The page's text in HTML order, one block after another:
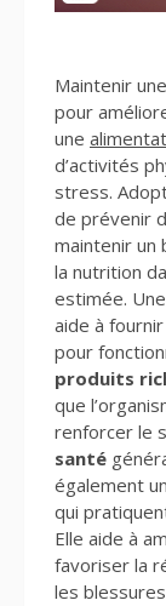
Maintenir une
pour
une
d’activités
stress.
de prévenir
maintenir un
la nutrition
estimée. Une
aide à
pour
produits
que
renforcer le
santé
également
qui
Elle aide à
favoriser la
les